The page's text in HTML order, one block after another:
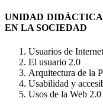
UNIDAD DIDÁCTICA
EN LA SOCIEDAD
Usuarios de
El usuario 2.0
Arquitectura de la
Usabilidad y
Usos de la Web